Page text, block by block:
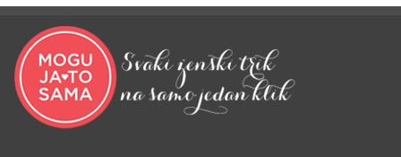
privlačenja novca koji treba uraditi
baš tokom sezone Lava!